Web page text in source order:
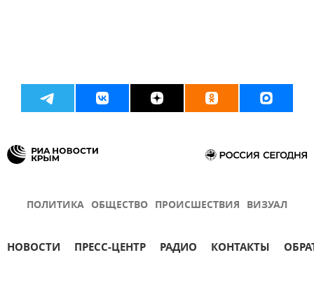
ПОЛИТИКА ОБЩЕСТВО ПРОИСШЕСТВИЯ ВИЗУАЛ
НОВОСТИ ПРЕСС-ЦЕНТР РАДИО КОНТАКТЫ